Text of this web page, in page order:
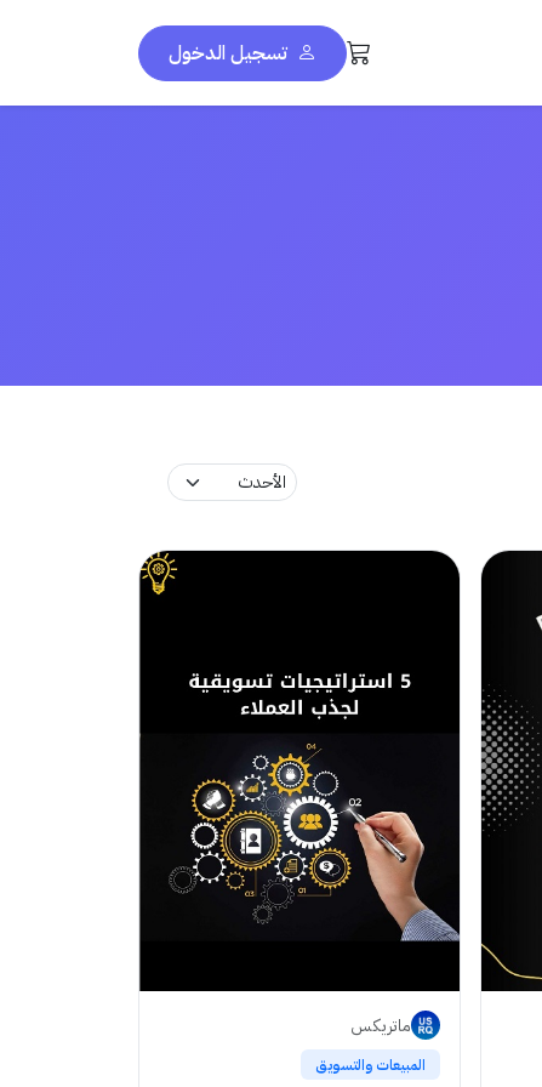
تسجيل الدخول
ماتريكس
المبيعات والتسويق